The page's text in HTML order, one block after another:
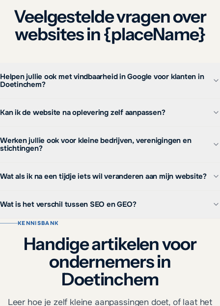
Veelgestelde vragen over
websites in {placeName}
Helpen jullie ook met vindbaarheid in Google voor klanten in
Doetinchem?
Kan ik de website na oplevering zelf aanpassen?
Werken jullie ook voor kleine bedrijven, verenigingen en
stichtingen?
Wat als ik na een tijdje iets wil veranderen aan mijn website?
Wat is het verschil tussen SEO en GEO?
KENNISBANK
Handige artikelen voor
ondernemers in
Doetinchem
Leer hoe je zelf kleine aanpassingen doet, of laat het